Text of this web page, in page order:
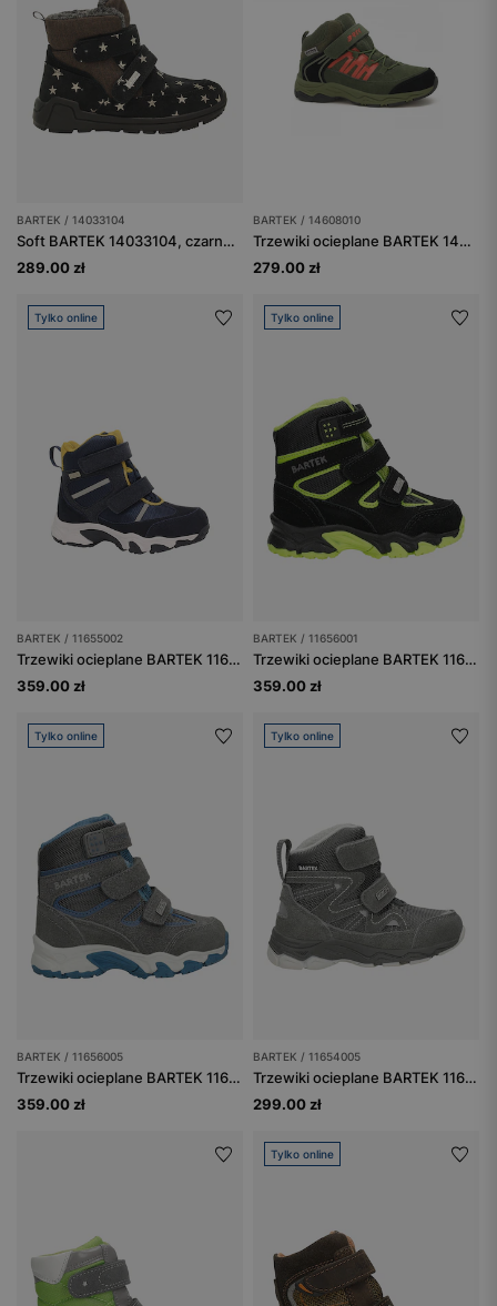
BARTEK / 14033104
Soft BARTEK 14033104, czarno-brązowy
289.00 zł
BARTEK / 14608010
Trzewiki ocieplane BARTEK 14608010, zielony
279.00 zł
Tylko online
BARTEK / 11655002
Trzewiki ocieplane BARTEK 11655002, granatowy
359.00 zł
Tylko online
BARTEK / 11656001
Trzewiki ocieplane BARTEK 11656001, czarno-zielony
359.00 zł
Tylko online
BARTEK / 11656005
Trzewiki ocieplane BARTEK 11656005, szary
359.00 zł
Tylko online
BARTEK / 11654005
Trzewiki ocieplane BARTEK 11654005, szary
299.00 zł
Tylko online